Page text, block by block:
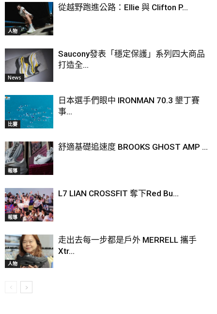
人物
從越野跑進公路：Ellie 與 Clifton P...
News
Saucony發表「穩定保護」系列四大商品
打造全...
比賽
日本選手們眼中 IRONMAN 70.3 墾丁賽
事...
報導
舒適基礎追速度 BROOKS GHOST AMP ...
報導
L7 LIAN CROSSFIT 奪下Red Bu...
人物
走出去每一步都是戶外 MERRELL 攜手
Xtr...